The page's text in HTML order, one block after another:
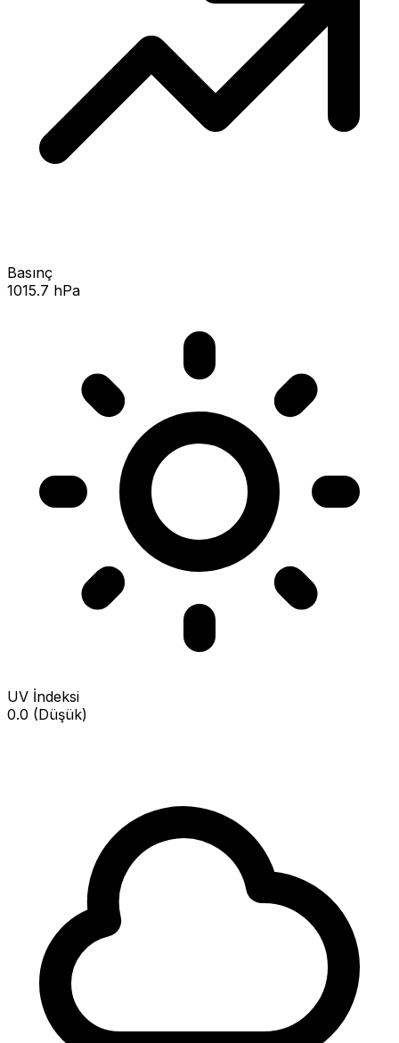
Basınç
1015.7 hPa
UV İndeksi
0.0 (Düşük)